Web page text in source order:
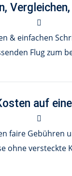
& einfachen
Flug zum
auf
faire Gebühren
ohne versteckte